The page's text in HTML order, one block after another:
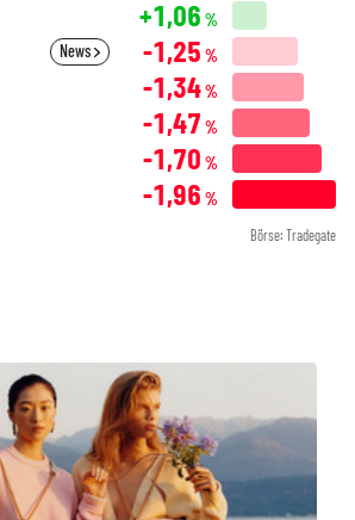
+1,06 %
News -1,25 %
-1,34%
-1,47 %
-1,70 %
-1,96 %
Börse: Tradegate